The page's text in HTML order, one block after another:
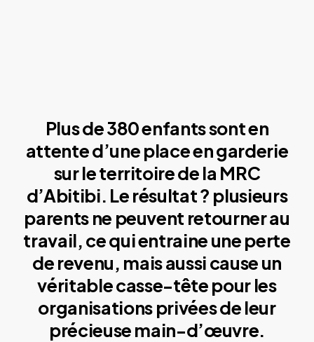
Plus de 380 enfants sont en
attente d’une place en garderie
sur le territoire de la MRC
d’Abitibi. Le résultat ? plusieurs
parents ne peuvent retourner au
travail, ce qui entraine une perte
de revenu, mais aussi cause un
véritable casse-tête pour les
organisations privées de leur
précieuse main-d’œuvre.